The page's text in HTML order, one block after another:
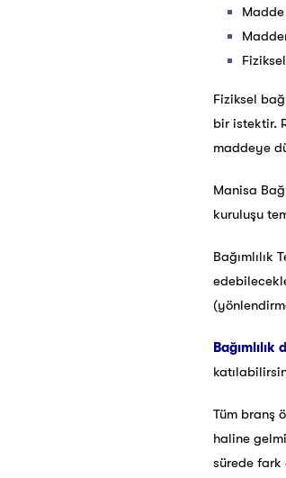
Fiziksel
bir istektir.
maddeye
Manisa
kuruluşu
Bağımlılık
Tüm branş
haline
sürede fark